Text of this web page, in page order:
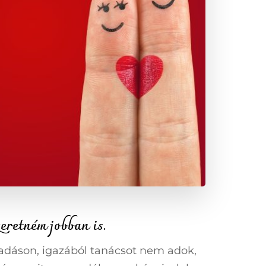
jobban is.
igazából tanácsot nem adok,